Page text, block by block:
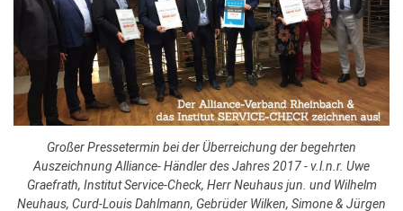
Großer Pressetermin bei der Überreichung der begehrten
Auszeichnung Alliance- Händler des Jahres 2017 - v.l.n.r. Uwe
Graefrath, Institut Service-Check, Herr Neuhaus jun. und Wilhelm
Neuhaus, Curd-Louis Dahlmann, Gebrüder Wilken, Simone & Jürgen